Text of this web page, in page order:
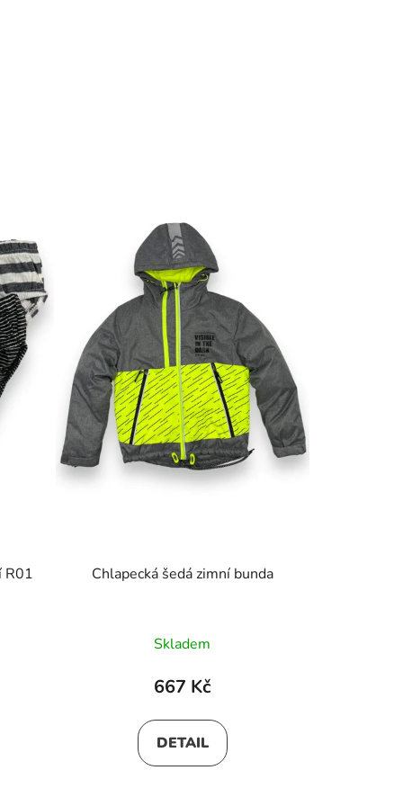
Chlapecké slipy 3ks v balení R01 Chlapecká šedá zimní bunda
Skladem
667 Kč
DETAIL